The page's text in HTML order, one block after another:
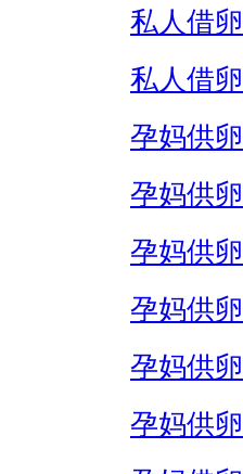
私人借
私人借
孕妈供
孕妈供
孕妈供
孕妈供
孕妈供
孕妈供